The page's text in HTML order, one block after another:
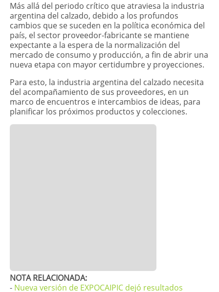
Más allá del periodo crítico que atraviesa la industria
argentina del calzado, debido a los profundos
cambios que se suceden en la política económica del
país, el sector proveedor-fabricante se mantiene
expectante a la espera de la normalización del
mercado de consumo y producción, a fin de abrir una
nueva etapa con mayor certidumbre y proyecciones.
Para esto, la industria argentina del calzado necesita
del acompañamiento de sus proveedores, en un
marco de encuentros e intercambios de ideas, para
planificar los próximos productos y colecciones.
​​NOTA RELACIONADA:
- Nueva versión de EXPOCAIPIC dejó resultados